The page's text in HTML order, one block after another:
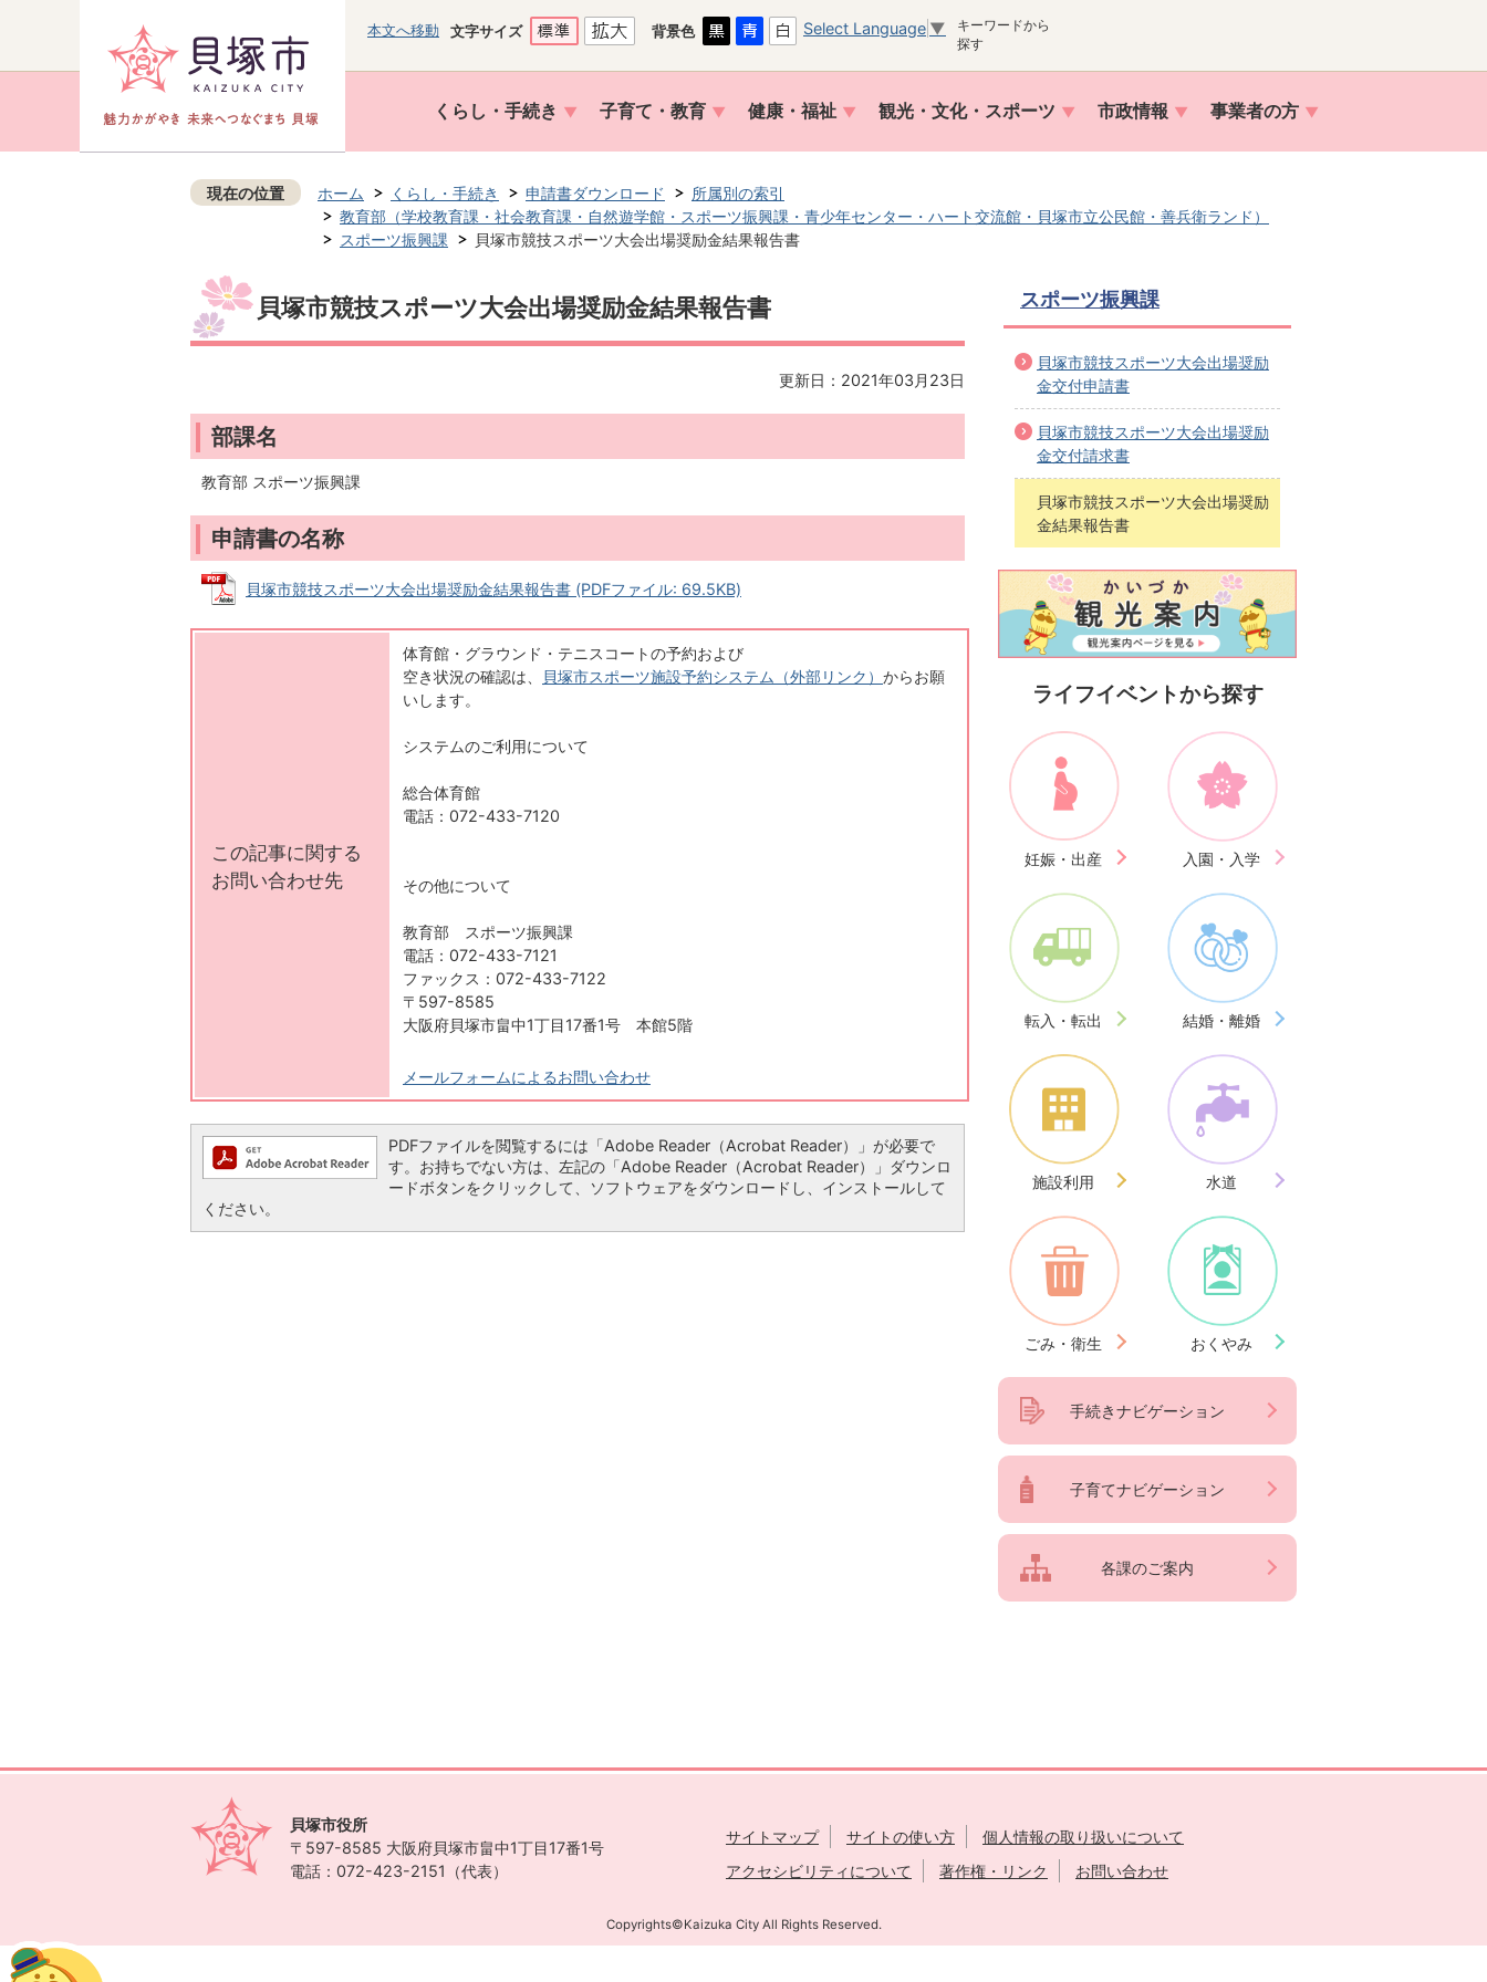
本文へ移動 文字サイズ 背景色 Select Language ▼
キーワードから
探す
くらし・手続き 子育て・教育 健康・福祉 観光・文化・スポーツ 市政情報 事業者の方
現在の位置 ホーム くらし・手続き 申請書ダウンロード
所属別の索引
教育部（学校教育課・社会教育課・自然遊学館・スポーツ振興課・青少年センター・ハート交流館・貝塚市立公民館・善兵衛ランド）
スポーツ振興課
貝塚市競技スポーツ大会出場奨励金結果報告書
貝塚市競技スポーツ大会出場奨励金結果報告書
更新日：2021年03月23日
部課名
教育部 スポーツ振興課
申請書の名称
貝塚市競技スポーツ大会出場奨励金結果報告書 (PDFファイル: 69.5KB)
この記事に関する
お問い合わせ先
体育館・グラウンド・テニスコートの予約および
空き状況の確認は、
貝塚市スポーツ施設予約システム（外部リンク） からお願
いします。
システムのご利用について
総合体育館
電話：072-433-7120
その他について
教育部 スポーツ振興課
電話：072-433-7121
ファックス：072-433-7122
〒597-8585
大阪府貝塚市畠中1丁目17番1号 本館5階
メールフォームによるお問い合わせ
PDFファイルを閲覧するには「Adobe Reader（Acrobat Reader）」が必要で
す。お持ちでない方は、左記の「Adobe Reader（Acrobat Reader）」ダウンロ
ードボタンをクリックして、ソフトウェアをダウンロードし、インストールして
ください。
スポーツ振興課
貝塚市競技スポーツ大会出場奨励
金交付申請書
貝塚市競技スポーツ大会出場奨励
金交付請求書
貝塚市競技スポーツ大会出場奨励
金結果報告書
ライフイベントから探す
妊娠・出産 入園・入学
転入・転出 結婚・離婚
施設利用 水道
ごみ・衛生 おくやみ
手続きナビゲーション
子育てナビゲーション
各課のご案内
貝塚市役所
〒597-8585 大阪府貝塚市畠中1丁目17番1号
電話：072-423-2151（代表）
サイトマップ サイトの使い方
個人情報の取り扱いについて
アクセシビリティについて
著作権・リンク お問い合わせ
Copyrights©Kaizuka City All Rights Reserved.